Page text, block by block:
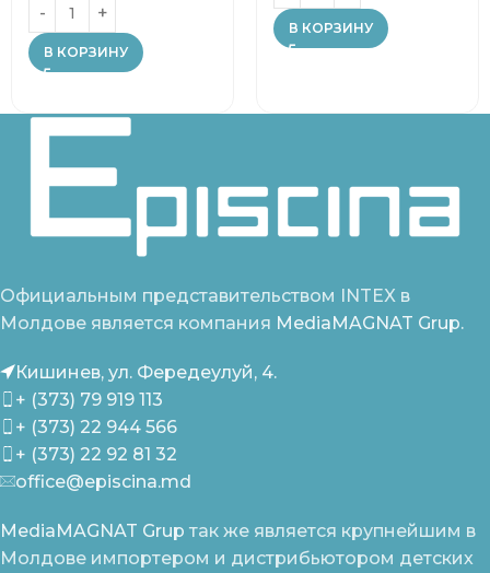
В КОРЗИНУ
В КОРЗИНУ
Официальным представительством INTEX в
Молдове является компания MediaMAGNAT Grup.
Кишинев, ул. Фередеулуй, 4.
+ (373) 79 919 113
+ (373) 22 944 566
+ (373) 22 92 81 32
office@episcina.md
MediaMAGNAT Grup так же является крупнейшим в
Молдове импортером и дистрибьютором детских